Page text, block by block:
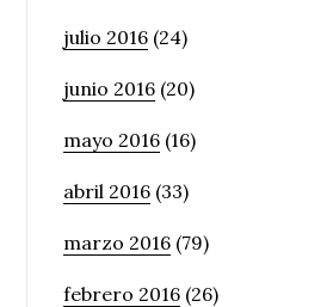
julio 2016 (24)
junio 2016 (20)
mayo 2016 (16)
abril 2016 (33)
marzo 2016 (79)
febrero 2016 (26)